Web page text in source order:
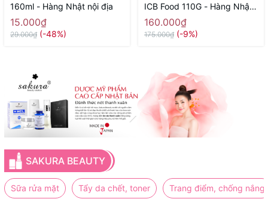
160ml - Hàng Nhật nội địa
15.000₫
29.000₫ (-48%)
ICB Food 110G - Hàng Nhật
nội địa
160.000₫
175.000₫ (-9%)
SAKURA BEAUTY
Sữa rửa mặt Tẩy da chết, toner Trang điểm, chống nắng